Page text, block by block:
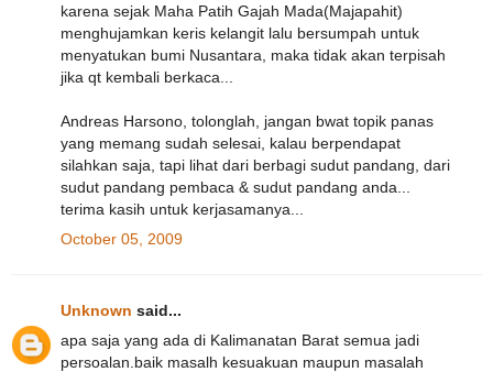
karena sejak Maha Patih Gajah Mada(Majapahit)
menghujamkan keris kelangit lalu bersumpah untuk
menyatukan bumi Nusantara, maka tidak akan terpisah
jika qt kembali berkaca...
Andreas Harsono, tolonglah, jangan bwat topik panas
yang memang sudah selesai, kalau berpendapat
silahkan saja, tapi lihat dari berbagi sudut pandang, dari
sudut pandang pembaca & sudut pandang anda...
terima kasih untuk kerjasamanya...
October 05, 2009
Unknown said...
apa saja yang ada di Kalimanatan Barat semua jadi
persoalan.baik masalh kesuakuan maupun masalah